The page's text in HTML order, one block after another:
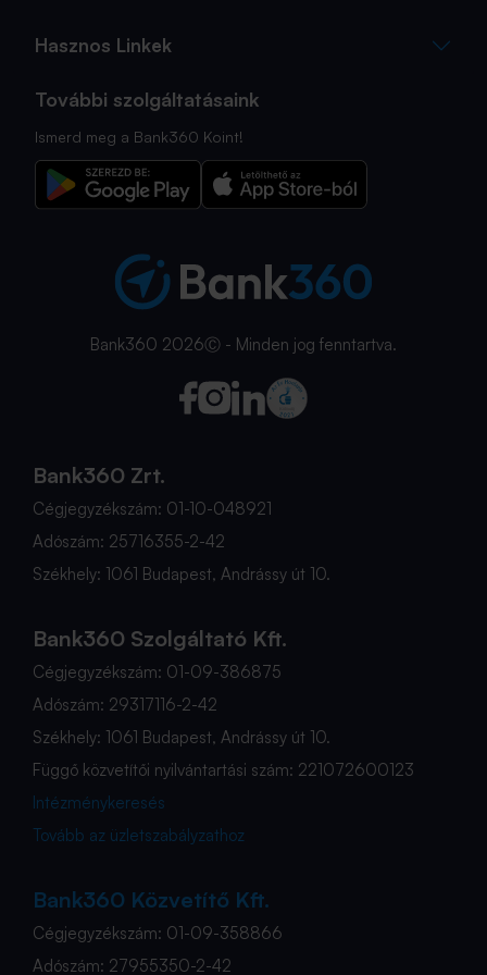
Hasznos Linkek
További szolgáltatásaink
Ismerd meg a Bank360 Koint!
Bank360 2026Ⓒ - Minden jog fenntartva.
Bank360 Zrt.
Cégjegyzékszám: 01-10-048921
Adószám: 25716355-2-42
Székhely: 1061 Budapest, Andrássy út 10.
Bank360 Szolgáltató Kft.
Cégjegyzékszám: 01-09-386875
Adószám: 29317116-2-42
Székhely: 1061 Budapest, Andrássy út 10.
Függő közvetítői nyilvántartási szám: 221072600123
Intézménykeresés
Tovább az üzletszabályzathoz
Bank360 Közvetítő Kft.
Cégjegyzékszám: 01-09-358866
Adószám: 27955350-2-42